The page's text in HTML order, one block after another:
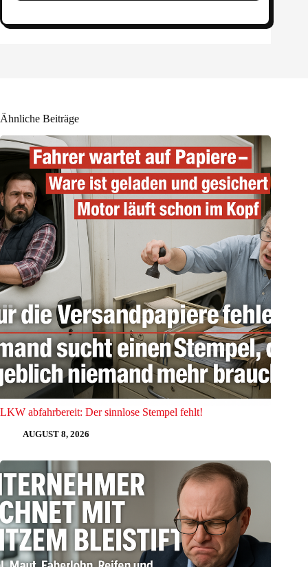
Ähnliche Beiträge
LKW abfahrbereit: Der sinnlose Stempel fehlt!
AUGUST 8, 2026